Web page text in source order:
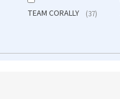
TEAM CORALLY 37